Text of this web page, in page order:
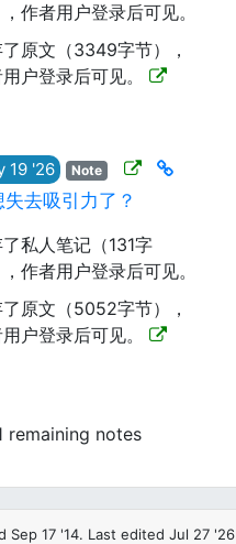
作者用户登录后可见。
原文（3349字节），
户登录后可见。
19 '26 Note
失去吸引力了？
私人笔记（131字
作者用户登录后可见。
原文（5052字节），
户登录后可见。
remaining notes
Sep 17 '14. Last edited Jul 27 '26